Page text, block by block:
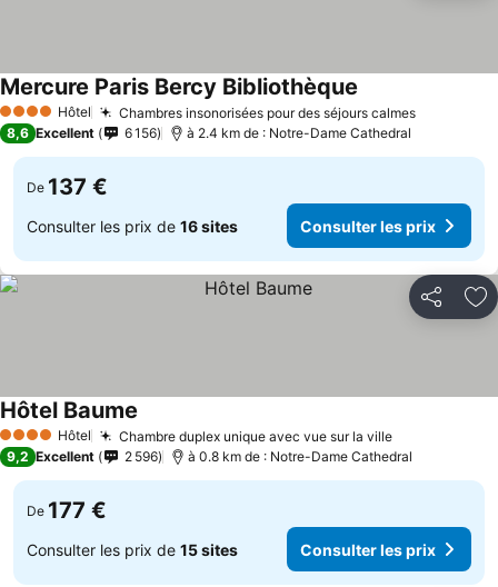
4 Étoiles Hôtel Chambres insonorisées pour des séjours calmes
Mercure Paris Bercy Bibliothèque
8,6 Excellent 6 156 à 2.4 km de : Notre-Dame Cathedral
De 137 €
Consulter les prix de 16 sites Consulter les prix
Partager
4 Étoiles Hôtel Chambre duplex unique avec vue sur la ville
Hôtel Baume
9,2 Excellent 2 596 à 0.8 km de : Notre-Dame Cathedral
De 177 €
Consulter les prix de 15 sites Consulter les prix